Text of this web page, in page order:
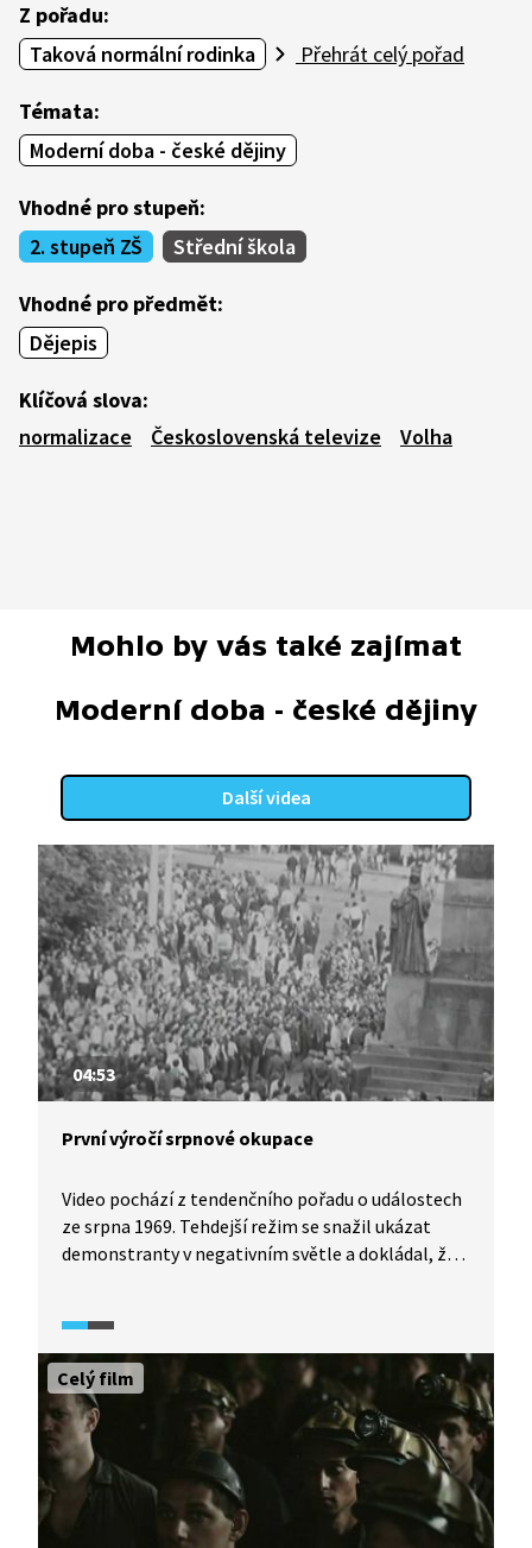
Z pořadu:
Taková normální rodinka
Přehrát celý pořad
Témata:
Moderní doba - české dějiny
Vhodné pro stupeň:
2. stupeň ZŠ
Střední škola
Vhodné pro předmět:
Dějepis
Klíčová slova:
normalizace
Československá televize Volha
Mohlo by vás také zajímat
Moderní doba - české dějiny
Další videa
04:53
První výročí srpnové okupace
Video pochází z tendenčního pořadu o událostech
ze srpna 1969. Tehdejší režim se snažil ukázat
demonstranty v negativním světle a dokládal, že
Celý film